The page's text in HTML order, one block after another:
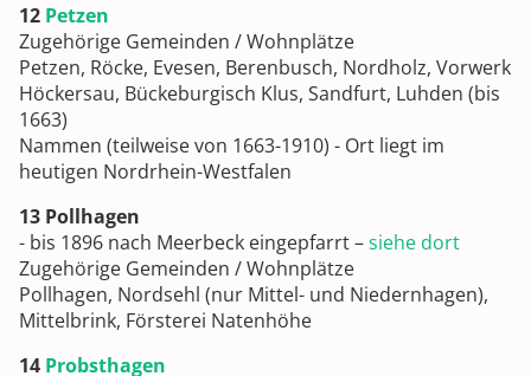
12 Petzen
Zugehörige Gemeinden / Wohnplätze
Petzen, Röcke, Evesen, Berenbusch, Nordholz, Vorwerk
Höckersau, Bückeburgisch Klus, Sandfurt, Luhden (bis
1663)
Nammen (teilweise von 1663-1910) - Ort liegt im
heutigen Nordrhein-Westfalen
13 Pollhagen
- bis 1896 nach Meerbeck eingepfarrt –siehe dort
Zugehörige Gemeinden / Wohnplätze
Pollhagen, Nordsehl (nur Mittel- und Niedernhagen),
Mittelbrink, Försterei Natenhöhe
14 Probsthagen